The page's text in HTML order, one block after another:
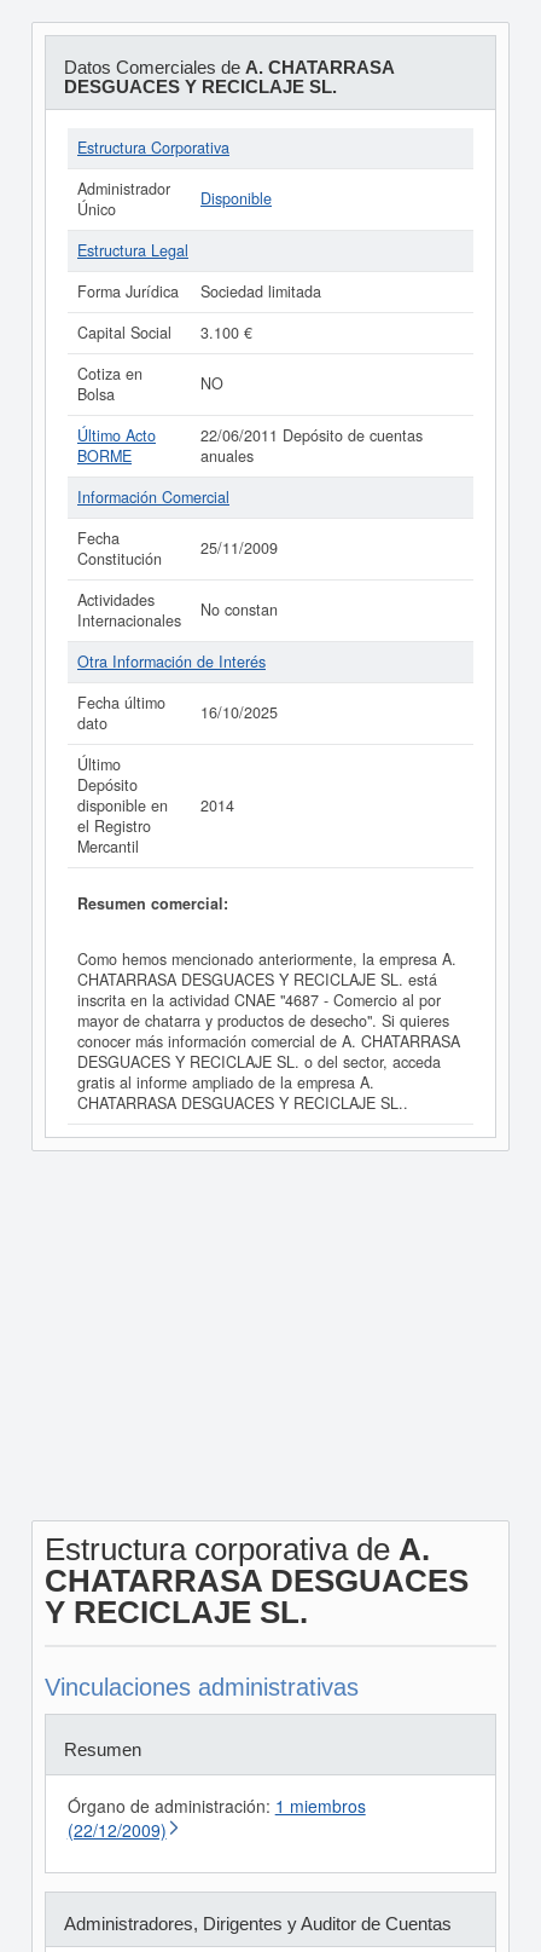
Datos Comerciales de A. CHATARRASA
DESGUACES Y RECICLAJE SL.
Estructura Corporativa
Administrador
Único
Disponible
Estructura Legal
Forma Jurídica
Sociedad limitada
Capital Social
3.100 €
Cotiza en
Bolsa
NO
Último Acto
BORME
22/06/2011 Depósito de cuentas
anuales
Información Comercial
Fecha
Constitución
25/11/2009
Actividades
Internacionales
No constan
Otra Información de Interés
Fecha último
dato
16/10/2025
Último
Depósito
disponible en
el Registro
Mercantil
2014
Resumen comercial:
Como hemos mencionado anteriormente, la empresa A.
CHATARRASA DESGUACES Y RECICLAJE SL. está
inscrita en la actividad CNAE "4687 - Comercio al por
mayor de chatarra y productos de desecho". Si quieres
conocer más información comercial de A. CHATARRASA
DESGUACES Y RECICLAJE SL. o del sector, acceda
gratis al informe ampliado de la empresa A.
CHATARRASA DESGUACES Y RECICLAJE SL..
Estructura corporativa de A.
CHATARRASA DESGUACES
Y RECICLAJE SL.
Vinculaciones administrativas
Resumen
Órgano de administración: 1 miembros
(22/12/2009)
Administradores, Dirigentes y Auditor de Cuentas